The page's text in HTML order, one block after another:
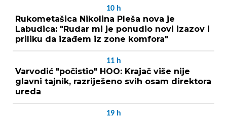
10 h
Rukometašica Nikolina Pleša nova je
Labudica: "Rudar mi je ponudio novi izazov i
priliku da izađem iz zone komfora"
11 h
Varvodić "počistio" HOO: Krajač više nije
glavni tajnik, razriješeno svih osam direktora
ureda
19 h